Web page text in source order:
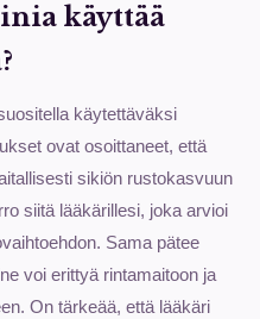
käyttää
käytettäväksi
ovat osoittaneet, että
sikiön rustokasvuun
siitä lääkärillesi, joka arvioi
Sama pätee
voi erittyä rintamaitoon ja
On tärkeää, että lääkäri